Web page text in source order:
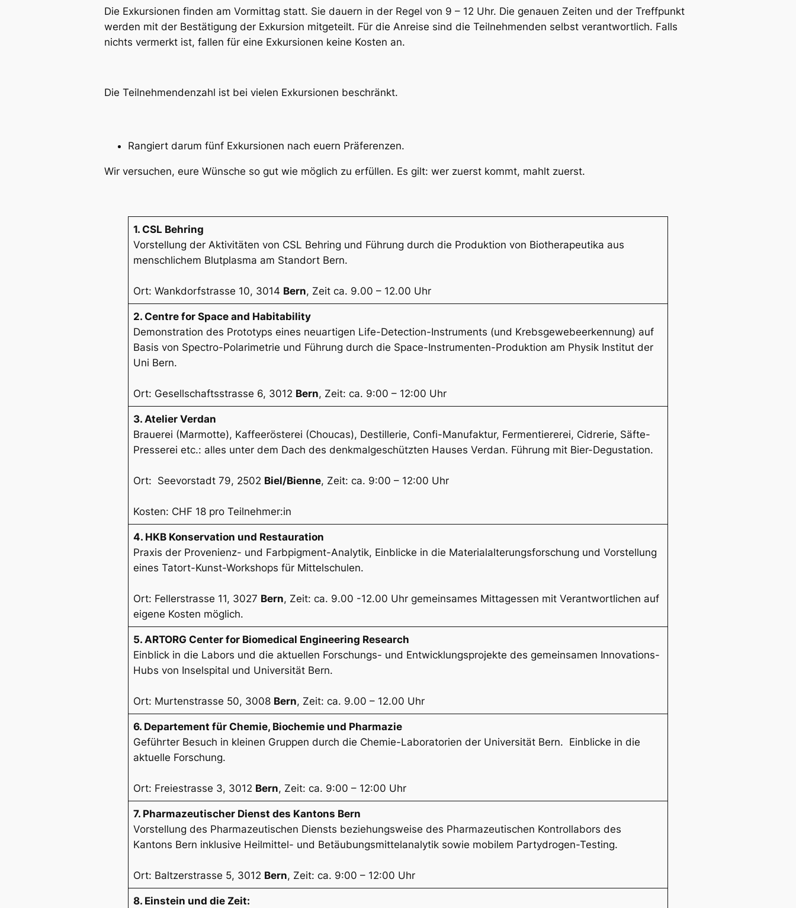
n
Die Exkursionen finden am Vormittag statt. Sie dauern in der Regel von 9 – 12 Uhr. Die genauen Zeiten und der Treffpunkt
werden mit der Bestätigung der Exkursion mitgeteilt. Für die Anreise sind die Teilnehmenden selbst verantwortlich. Falls
nichts vermerkt ist, fallen für eine Exkursionen keine Kosten an.
Die Teilnehmendenzahl ist bei vielen Exkursionen beschränkt.
Rangiert darum fünf Exkursionen nach euern Präferenzen.
Wir versuchen, eure Wünsche so gut wie möglich zu erfüllen. Es gilt: wer zuerst kommt, mahlt zuerst.
1. CSL Behring
Vorstellung der Aktivitäten von CSL Behring und Führung durch die Produktion von Biotherapeutika aus
menschlichem Blutplasma am Standort Bern.
Ort: Wankdorfstrasse 10, 3014 Bern, Zeit ca. 9.00 – 12.00 Uhr
2. Centre for Space and Habitability
Demonstration des Prototyps eines neuartigen Life-Detection-Instruments (und Krebsgewebeerkennung) auf
Basis von Spectro-Polarimetrie und Führung durch die Space-Instrumenten-Produktion am Physik Institut der
Uni Bern.
Ort: Gesellschaftsstrasse 6, 3012 Bern, Zeit: ca. 9:00 – 12:00 Uhr
3. Atelier Verdan
Brauerei (Marmotte), Kaffeerösterei (Choucas), Destillerie, Confi-Manufaktur, Fermentiererei, Cidrerie, Säfte-
Presserei etc.: alles unter dem Dach des denkmalgeschützten Hauses Verdan. Führung mit Bier-Degustation.
Ort: Seevorstadt 79, 2502 Biel/Bienne, Zeit: ca. 9:00 – 12:00 Uhr
Kosten: CHF 18 pro Teilnehmer:in
4. HKB Konservation und Restauration
Praxis der Provenienz- und Farbpigment-Analytik, Einblicke in die Materialalterungsforschung und Vorstellung
eines Tatort-Kunst-Workshops für Mittelschulen.
Ort: Fellerstrasse 11, 3027 Bern, Zeit: ca. 9.00 -12.00 Uhr gemeinsames Mittagessen mit Verantwortlichen auf
eigene Kosten möglich.
5. ARTORG Center for Biomedical Engineering Research
Einblick in die Labors und die aktuellen Forschungs- und Entwicklungsprojekte des gemeinsamen Innovations-
Hubs von Inselspital und Universität Bern.
Ort: Murtenstrasse 50, 3008 Bern, Zeit: ca. 9.00 – 12.00 Uhr
6. Departement für Chemie, Biochemie und Pharmazie
Geführter Besuch in kleinen Gruppen durch die Chemie-Laboratorien der Universität Bern. Einblicke in die
aktuelle Forschung.
Ort: Freiestrasse 3, 3012 Bern, Zeit: ca. 9:00 – 12:00 Uhr
7. Pharmazeutischer Dienst des Kantons Bern
Vorstellung des Pharmazeutischen Diensts beziehungsweise des Pharmazeutischen Kontrollabors des
Kantons Bern inklusive Heilmittel- und Betäubungsmittelanalytik sowie mobilem Partydrogen-Testing.
Ort: Baltzerstrasse 5, 3012 Bern, Zeit: ca. 9:00 – 12:00 Uhr
8. Einstein und die Zeit: